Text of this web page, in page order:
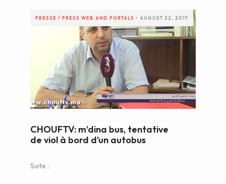
PRESSE / PRESS WEB AND PORTALS • AUGUST 22, 2017
CHOUFTV: m’dina bus, tentative
de viol à bord d’un autobus
Suite :